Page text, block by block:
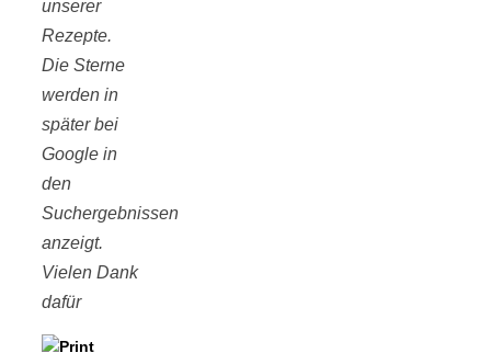
unserer
Rezepte.
Die Sterne
werden in
später bei
Google in
den
Suchergebnissen
anzeigt.
Vielen Dank
dafür